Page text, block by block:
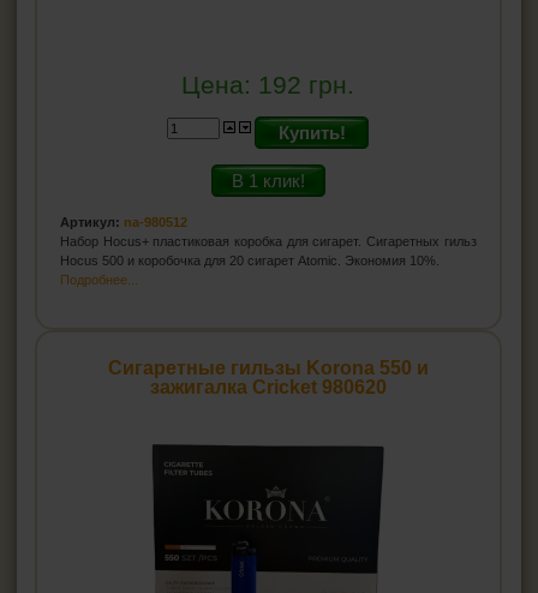
Цена: 192 грн.
Купить!
В 1 клик!
Артикул: na-980512
Набор Hocus+ пластиковая коробка для сигарет. Сигаретных гильз
Hocus 500 и коробочка для 20 сигарет Atomic. Экономия 10%.
Подробнее...
Сигаретные гильзы Korona 550 и
зажигалка Cricket 980620